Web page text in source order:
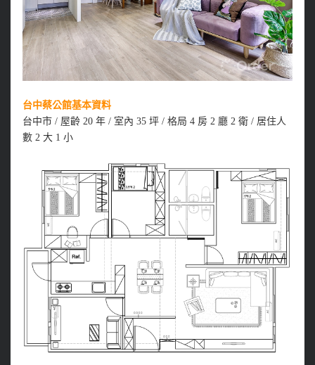
台中蔡公館基本資料
台中市 / 屋齡 20 年 / 室內 35 坪 / 格局 4 房 2 廳 2 衛 / 居住人
數 2 大 1 小